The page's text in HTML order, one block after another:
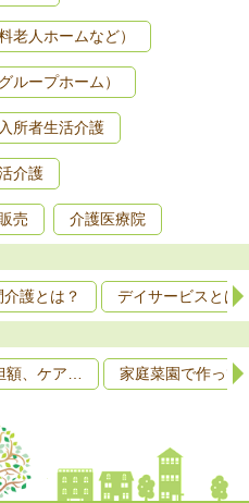
老人ホームなど）
ループホーム）
所者生活介護
介護
売 介護医療院
介護とは？ デイサービスとは
額、ケア… 家庭菜園で作っ